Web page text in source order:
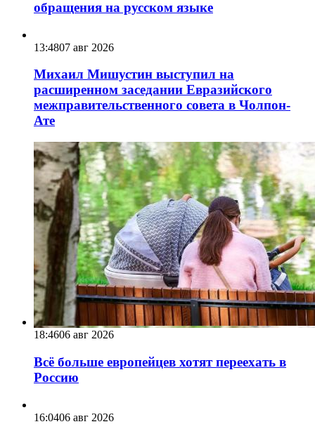
обращения на русском языке
13:4807 авг 2026
Михаил Мишустин выступил на
расширенном заседании Евразийского
межправительственного совета в Чолпон-
Ате
18:4606 авг 2026
Всё больше европейцев хотят переехать в
Россию
16:0406 авг 2026